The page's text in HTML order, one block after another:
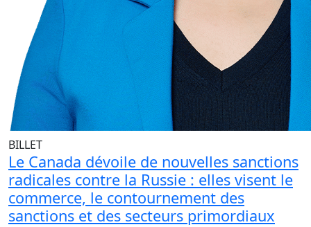
BILLET
Le Canada dévoile de nouvelles sanctions
radicales contre la Russie : elles visent le
commerce, le contournement des
sanctions et des secteurs primordiaux